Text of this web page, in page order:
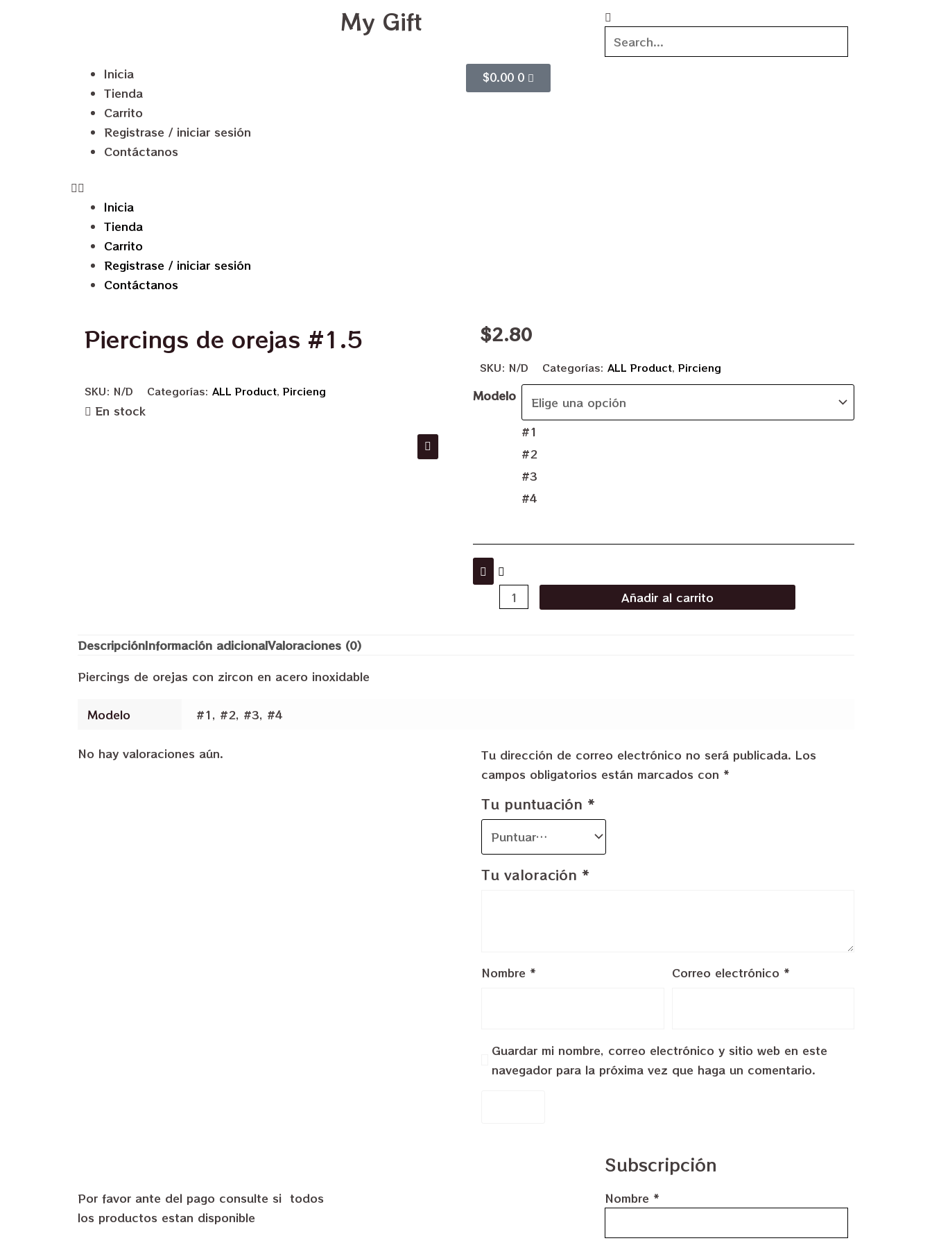
My Gift
Inicia
Tienda
Carrito
Registrase / iniciar sesión
Contáctanos
Inicia
Tienda
Carrito
Registrase / iniciar sesión
Contáctanos
$0.00 0
Piercings de orejas #1.5
SKU: N/D Categorías: ALL Product, Pircieng
En stock
$2.80
SKU: N/D Categorías: ALL Product, Pircieng
Modelo
#1
#2
#3
#4
Añadir al carrito
DescripciónInformación adicionalValoraciones (0)
Piercings de orejas con zircon en acero inoxidable
Modelo #1, #2, #3, #4
No hay valoraciones aún. Tu dirección de correo electrónico no será publicada. Los
campos obligatorios están marcados con *
Tu puntuación *
Tu valoración *
Nombre * Correo electrónico *
Guardar mi nombre, correo electrónico y sitio web en este
navegador para la próxima vez que haga un comentario.
Por favor ante del pago consulte si todos
los productos estan disponible
Subscripción
Nombre *